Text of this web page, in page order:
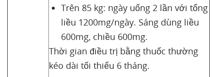
Trên 85 kg: ngày uống 2 lần với tổng
liều 1200mg/ngày. Sáng dùng liều
600mg, chiều 600mg.
Thời gian điều trị bằng thuốc thường
kéo dài tối thiểu 6 tháng.